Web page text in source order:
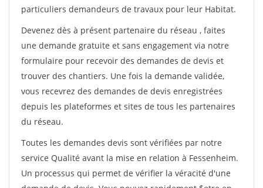
particuliers demandeurs de travaux pour leur Habitat.
Devenez dès à présent partenaire du réseau , faites
une demande gratuite et sans engagement via notre
formulaire pour recevoir des demandes de devis et
trouver des chantiers. Une fois la demande validée,
vous recevrez des demandes de devis enregistrées
depuis les plateformes et sites de tous les partenaires
du réseau.
Toutes les demandes devis sont vérifiées par notre
service Qualité avant la mise en relation à Fessenheim.
Un processus qui permet de vérifier la véracité d'une